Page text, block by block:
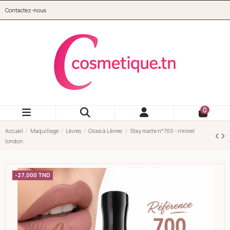
Contactez-nous
0
Accueil Maquillage Lèvres Gloss à Lèvres
Stay matte n°700 - rimmel
london
-27,000 TND